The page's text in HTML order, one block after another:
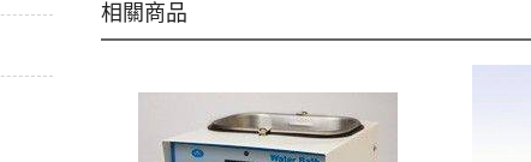
相關商品